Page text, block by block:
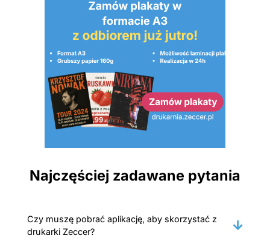
Najczęściej zadawane pytania
Czy muszę pobrać aplikację, aby skorzystać z
drukarki Zeccer?